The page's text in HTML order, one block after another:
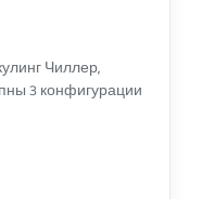
Чиллер,
3 конфигурации